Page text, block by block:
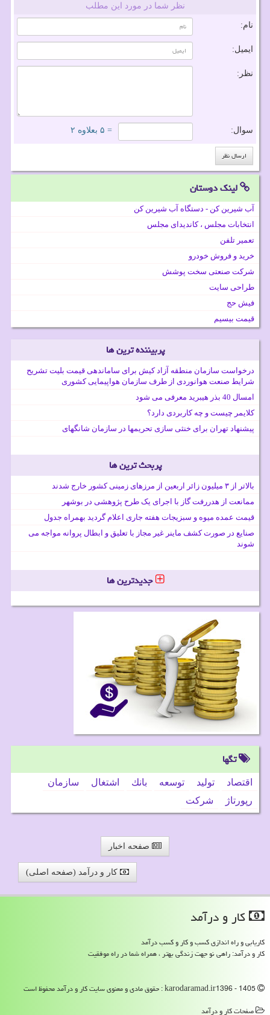
نظر شما در مورد این مطلب
نام:
ایمیل:
نظر:
سوال: = ۵ بعلاوه ۲
لینک دوستان
آب شیرین کن - دستگاه آب شیرین کن
انتخابات مجلس ، کاندیدای مجلس
تعمیر تلفن
خرید و فروش خودرو
شرکت صنعتی سخت پوشش
طراحی سایت
فیش حج
قیمت بیسیم
پربیننده ترین ها
درخواست سازمان منطقه آزاد کیش برای ساماندهی قیمت بلیت تشریح
شرایط صنعت هوانوردی از طرف سازمان هواپیمایی کشوری
امسال 40 بذر هیبرید معرفی می شود
کلایمر چیست و چه کاربردی دارد؟
پیشنهاد تهران برای خنثی سازی تحریمها در سازمان شانگهای
پربحث ترین ها
بالاتر از ۳ میلیون زائر اربعین از مرزهای زمینی کشور خارج شدند
ممانعت از هدررفت گاز با اجرای یک طرح پژوهشی در بوشهر
قیمت عمده میوه و سبزیجات هفته جاری اعلام گردید بهمراه جدول
صنایع در صورت کشف ماینر غیر مجاز با تعلیق و ابطال پروانه مواجه می
شوند
جدیدترین ها
تگها
اقتصاد تولید توسعه بانك اشتغال
سازمان
رپورتاژ
شركت
صفحه اخبار
کار و درآمد (صفحه اصلی)
كار و درآمد
کاریابی و راه اندازی کسب و کار و کسب درآمد
کار و درآمد: راهی نو جهت زندگی بهتر ، همراه شما در راه موفقیت
صفحات كار و درآمد